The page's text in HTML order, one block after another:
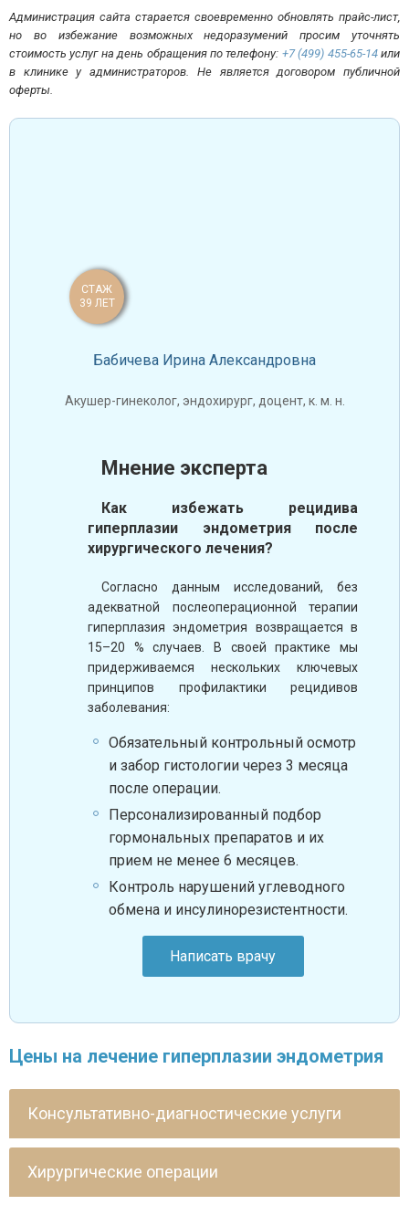
Администрация сайта старается своевременно обновлять прайс-лист,
но во избежание возможных недоразумений просим уточнять
стоимость услуг на день обращения по телефону: +7 (499) 455-65-14или
в клинике у администраторов. Не является договором публичной
оферты.
СТАЖ
39 ЛЕТ
Бабичева Ирина Александровна
Акушер-гинеколог, эндохирург, доцент, к. м. н.
Мнение эксперта
Как избежать рецидива
гиперплазии эндометрия после
хирургического лечения?
Согласно данным исследований, без
адекватной послеоперационной терапии
гиперплазия эндометрия возвращается в
15–20 % случаев. В своей практике мы
придерживаемся нескольких ключевых
принципов профилактики рецидивов
заболевания:
Обязательный контрольный осмотр
и забор гистологии через 3 месяца
после операции.
Персонализированный подбор
гормональных препаратов и их
прием не менее 6 месяцев.
Контроль нарушений углеводного
обмена и инсулинорезистентности.
Написать врачу
Цены на лечение гиперплазии эндометрия
Консультативно-диагностические услуги
Хирургические операции